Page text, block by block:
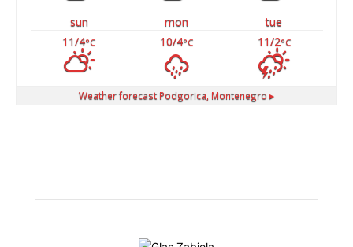
sun mon
tue
11/4°C 10/4°C 11/2°C
Weather forecast Podgorica, Montenegro ▸